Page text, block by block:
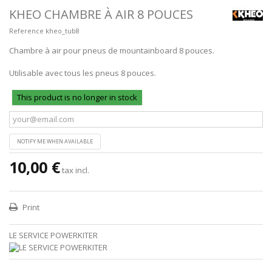
KHEO CHAMBRE À AIR 8 POUCES
Reference kheo_tub8
Chambre à air pour pneus de mountainboard 8 pouces.
Utilisable avec tous les pneus 8 pouces.
This product is no longer in stock
NOTIFY ME WHEN AVAILABLE
10,00 €tax incl.
Print
LE SERVICE POWERKITER